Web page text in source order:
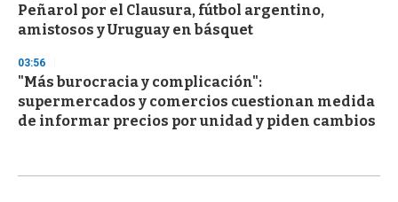
Peñarol por el Clausura, fútbol argentino,
amistosos y Uruguay en básquet
03:56
"Más burocracia y complicación":
supermercados y comercios cuestionan medida
de informar precios por unidad y piden cambios